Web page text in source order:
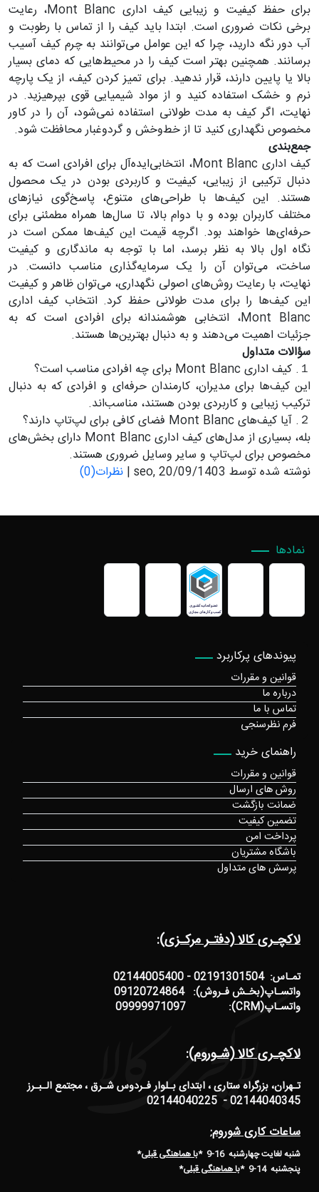
برای حفظ کیفیت و زیبایی کیف اداری Mont Blanc، رعایت
برخی نکات ضروری است. ابتدا باید کیف را از تماس با رطوبت و
آب دور نگه دارید، چرا که این عوامل می‌توانند به چرم کیف آسیب
برسانند. همچنین بهتر است کیف را در محیط‌هایی که دمای بسیار
بالا یا پایین دارند، قرار ندهید. برای تمیز کردن کیف، از یک پارچه
نرم و خشک استفاده کنید و از مواد شیمیایی قوی بپرهیزید. در
نهایت، اگر کیف به مدت طولانی استفاده نمی‌شود، آن را در کاور
مخصوص نگهداری کنید تا از خط‌وخش و گردوغبار محافظت شود.
جمع‌بندی
کیف اداری Mont Blanc، انتخابی‌ایده‌آل برای افرادی است که به
دنبال ترکیبی از زیبایی، کیفیت و کاربردی بودن در یک محصول
هستند. این کیف‌ها با طراحی‌های متنوع، پاسخ‌گوی نیاز‌های
مختلف کاربران بوده و با دوام بالا، تا سال‌ها همراه مطمئنی برای
حرفه‌ای‌ها خواهند بود. اگرچه قیمت این کیف‌ها ممکن است در
نگاه اول بالا به نظر برسد، اما با توجه به ماندگاری و کیفیت
ساخت، می‌توان آن را یک سرمایه‌گذاری مناسب دانست. در
نهایت، با رعایت روش‌های اصولی نگهداری، می‌توان ظاهر و کیفیت
این کیف‌ها را برای مدت طولانی حفظ کرد. انتخاب کیف اداری
Mont Blanc، انتخابی هوشمندانه برای افرادی است که به
جزئیات اهمیت می‌دهند و به دنبال بهترین‌ها هستند.
سؤالات متداول
１. کیف اداری Mont Blanc برای چه افرادی مناسب است؟
این کیف‌ها برای مدیران، کارمندان حرفه‌ای و افرادی که به دنبال
ترکیب زیبایی و کاربردی بودن هستند، مناسب‌اند.
２. آیا کیف‌های Mont Blanc فضای کافی برای لپ‌تاپ دارند؟
بله، بسیاری از مدل‌های کیف اداری Mont Blanc دارای بخش‌های
مخصوص برای لپ‌تاپ و سایر وسایل ضروری هستند.
نوشته شده توسط seo, 20/09/1403 |
نظرات(0)
لاکچـری کالا (دفتـر مرکـزی):
تمـاس: 02191301504 - 02144005400
واتسـاپ(بخـش فـروش): 09120724864
واتسـاپ(CRM): 09999971097
لاکچـری کالا (شـوروم):
تـهران، بزرگراه ستاری ، ابتدای بـلوار فـردوس شـرق ، مجتمع الـبـرز
02144040345 - 02144040225
ساعات کاری شوروم:
شنبه لغایت چهارشنبه 16-9 * با هماهنگی قبلی*
پنجشنبه 14-9
*با هماهنگی قبلی*
پیوندهای پرکاربرد
قوانین و مقررات
درباره ما
تماس با ما
فرم نظرسنجی
راهنمای خرید
قوانین و مقررات
روش های ارسال
ضمانت بازگشت
تضمین کیفیت
پرداخت امن
باشگاه مشتریان
پرسش های متداول
نمادها